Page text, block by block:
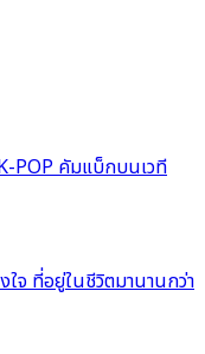
POP คัมแบ็กบนเวที
ใจ ที่อยู่ในชีวิตมานานกว่า